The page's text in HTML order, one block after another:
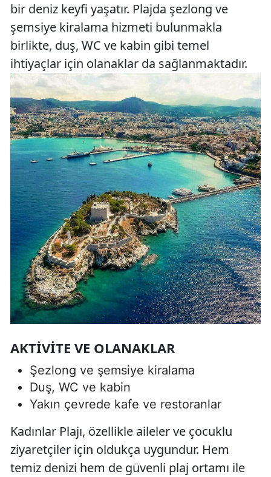
bir deniz keyfi yaşatır. Plajda şezlong ve
şemsiye kiralama hizmeti bulunmakla
birlikte, duş, WC ve kabin gibi temel
ihtiyaçlar için olanaklar da sağlanmaktadır.
AKTIVITE VE OLANAKLAR
Şezlong ve şemsiye kiralama
Duş, WC ve kabin
Yakın çevrede kafe ve restoranlar
Kadınlar Plajı, özellikle aileler ve çocuklu
ziyaretçiler için oldukça uygundur. Hem
temiz denizi hem de güvenli plaj ortamı ile